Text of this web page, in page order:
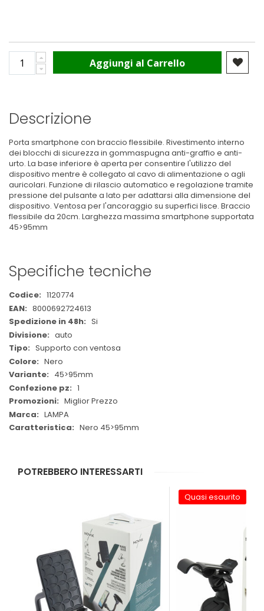
Aggiungi al Carrello
Descrizione
Porta smartphone con braccio flessibile. Rivestimento interno
dei blocchi di sicurezza in gommaspugna anti-graffio e anti-
urto. La base inferiore è aperta per consentire l'utilizzo del
dispositivo mentre è collegato al cavo di alimentazione o agli
auricolari. Funzione di rilascio automatico e regolazione tramite
pressione del pulsante a lato per adattarsi alla dimensione del
dispositivo. Ventosa per l'ancoraggio su superfici lisce. Braccio
flessibile da 20cm. Larghezza massima smartphone supportata
45>95mm
Specifiche tecniche
Maggiori
Informazioni
1120774
8000692724613
Si
auto
Supporto con ventosa
Nero
45>95mm
1
Miglior Prezzo
LAMPA
Nero 45>95mm
POTREBBERO INTERESSARTI
Quasi esaurito